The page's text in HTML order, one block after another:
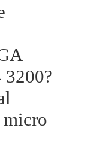
3200?